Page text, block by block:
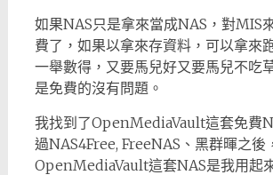
如果NAS只是拿來當成NAS，對MIS
費了，如果以拿來存資料，可以拿來
一舉數得，又要馬兒好又要馬兒不吃
是免費的沒有問題。
我找到了OpenMediaVault這套免費
過NAS4Free, FreeNAS、黑群暉之後
OpenMediaVault這套NAS是我用起